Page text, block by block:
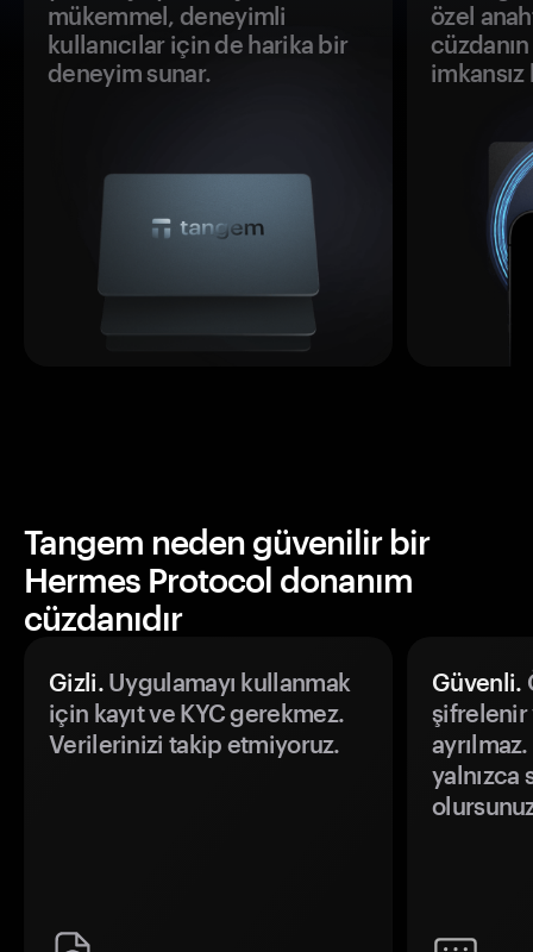
mükemmel, deneyimli
kullanıcılar için de harika bir
deneyim sunar.
özel
Tangem neden güvenilir bir
Hermes Protocol donanım
cüzdanıdır
Gizli.Uygulamayı kullanmak
için kayıt ve KYC gerekmez.
Verilerinizi takip etmiyoruz.
Güvenli.
şifrelenir
yalnızca